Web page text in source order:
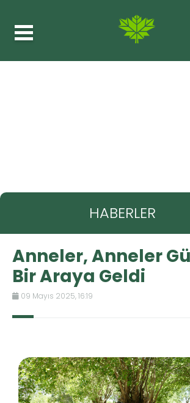
HABERLER
Anneler, Anneler
Bir Araya Geldi
09 Mayıs 2025, 16:19